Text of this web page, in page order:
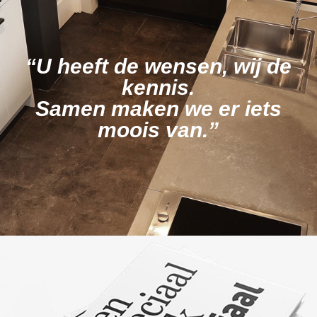
“U heeft de wensen, wij de
kennis.
Samen maken we er iets
moois van.”